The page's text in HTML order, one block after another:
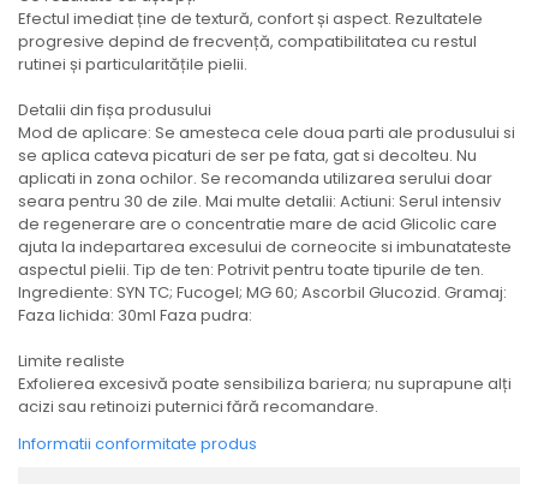
Efectul imediat ține de textură, confort și aspect. Rezultatele
progresive depind de frecvență, compatibilitatea cu restul
rutinei și particularitățile pielii.
Detalii din fișa produsului
Mod de aplicare: Se amesteca cele doua parti ale produsului si
se aplica cateva picaturi de ser pe fata, gat si decolteu. Nu
aplicati in zona ochilor. Se recomanda utilizarea serului doar
seara pentru 30 de zile. Mai multe detalii: Actiuni: Serul intensiv
de regenerare are o concentratie mare de acid Glicolic care
ajuta la indepartarea excesului de corneocite si imbunatateste
aspectul pielii. Tip de ten: Potrivit pentru toate tipurile de ten.
Ingrediente: SYN TC; Fucogel; MG 60; Ascorbil Glucozid. Gramaj:
Faza lichida: 30ml Faza pudra:
Limite realiste
Exfolierea excesivă poate sensibiliza bariera; nu suprapune alți
acizi sau retinoizi puternici fără recomandare.
Informatii conformitate produs